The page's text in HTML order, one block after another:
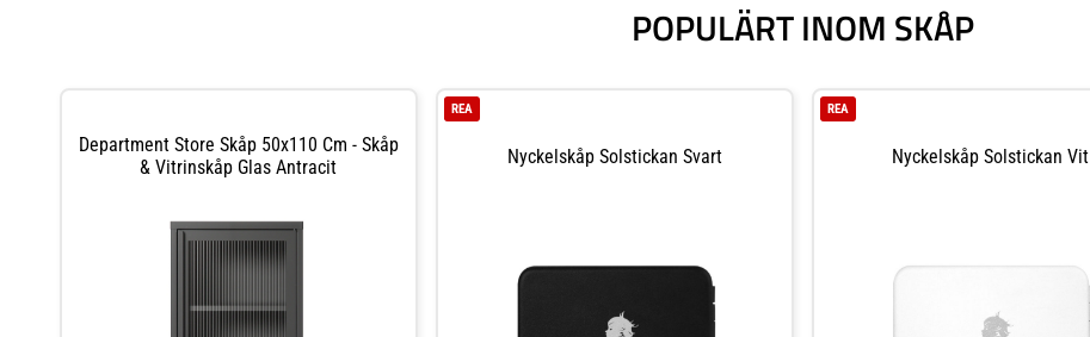
POPULÄRT INOM SKÅP
Department Store Skåp 50x110 Cm - Skåp
& Vitrinskåp Glas Antracit
Nyckelskåp Solstickan Svart
REA
Nyckelskåp Solstickan Vit
REA